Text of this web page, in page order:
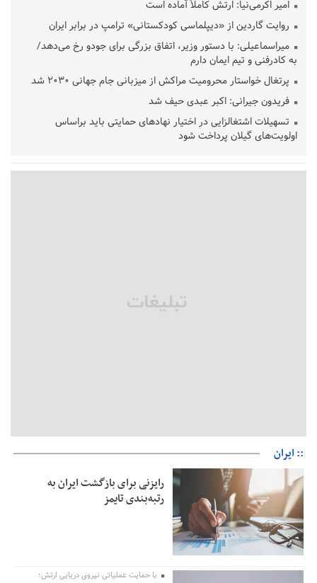
امیر اکرمی‌نیا: ارتش کاملاً آماده است
روایت گاردین از «دیپلماسی کودکستانی» ترامپ در برابر ایران
میراسماعیلی: با دستور وزیر، اتفاق بزرگی برای جودو رخ می‌دهد/
به کادرفنی و تیم ایمان دارم
پرتغال خواستار محرومیت مراکش از میزبانی جام جهانی ۲۰۳۰ شد
فریدون جیرانی: اکبر عبدی حیف شد
تسهیلات اشتغالزایی در اختیار نهادهای حمایتی باید براساس
اولویت‌های گیلان پرداخت شود
قلعه‌نویی مشخص شد
:: ایران
رایزنی برای بازگشت ایران به
رتبه‌بندی تایمز
با حمایت عملیاتی نیروی دریایی ارتش؛